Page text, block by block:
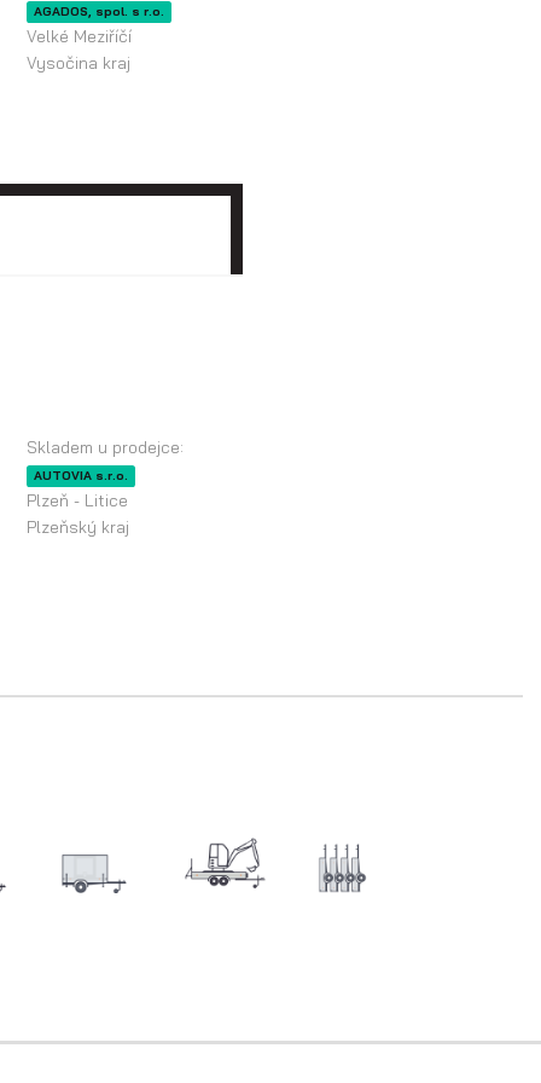
AGADOS, spol. s r.o.
Velké Meziříčí
Vysočina kraj
Skladem u prodejce:
AUTOVIA s.r.o.
Plzeň - Litice
Plzeňský kraj